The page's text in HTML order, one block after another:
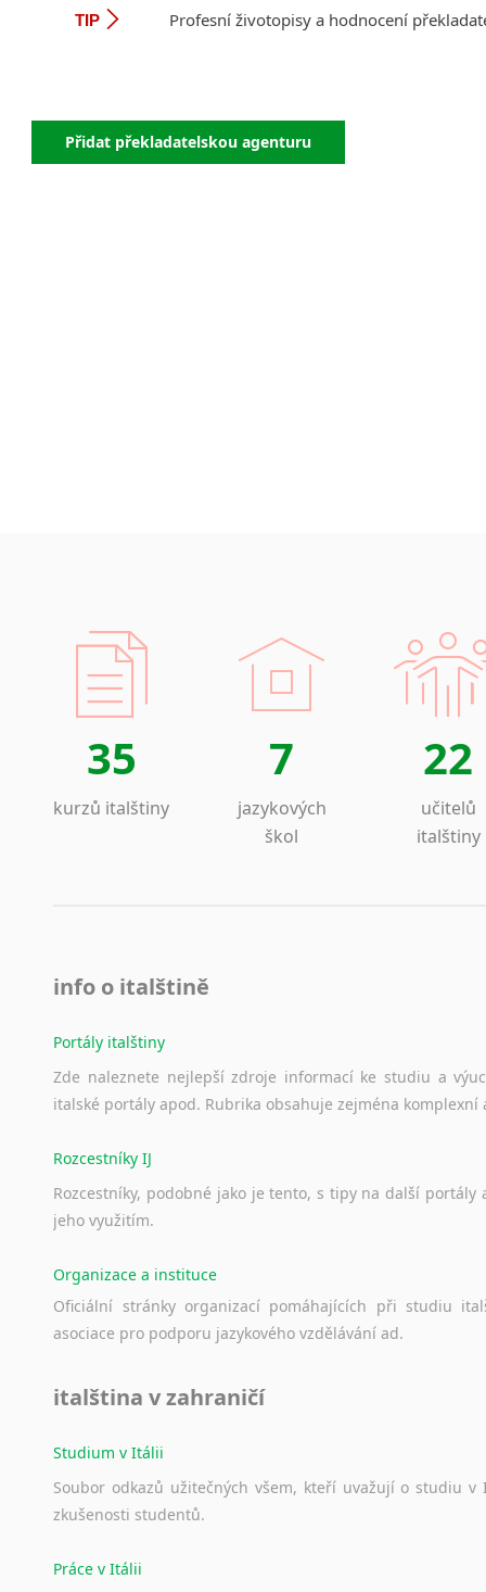
TIP Profesní životopisy a hodnocení
Přidat překladatelskou agenturu
35
kurzů italštiny
7
jazykových
škol
22
učitelů
italštiny
info o italštině
Portály italštiny
Zde naleznete nejlepší zdroje informací ke studiu a
italské portály apod. Rubrika obsahuje zejména komplexní
Rozcestníky IJ
Rozcestníky, podobné jako je tento, s tipy na další portály
jeho využitím.
Organizace a instituce
Oficiální stránky organizací pomáhajících při studiu
asociace pro podporu jazykového vzdělávání ad.
italština v zahraničí
Studium v Itálii
Soubor odkazů užitečných všem, kteří uvažují o studiu v
zkušenosti studentů.
Práce v Itálii